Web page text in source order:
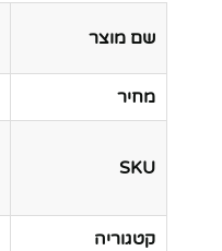
שם מוצר
מחיר
SKU
קטגוריה